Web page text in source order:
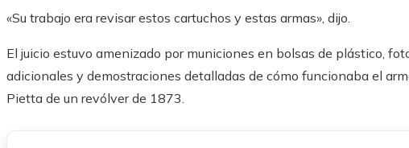
«Su trabajo era revisar estos cartuchos y estas armas», dijo.
El juicio estuvo amenizado por municiones en bolsas de plástico,
adicionales y demostraciones detalladas de cómo funcionaba el
Pietta de un revólver de 1873.